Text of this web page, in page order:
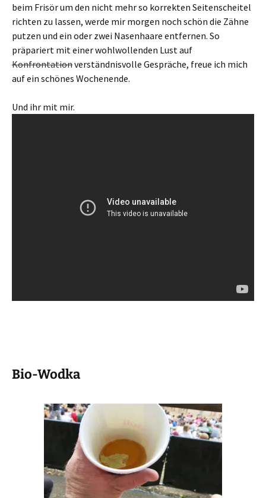
beim Frisör um den nicht mehr so korrekten Seitenscheitel
richten zu lassen, werde mir morgen noch schön die Zähne
putzen und ein oder zwei Nasenhaare entfernen. So
präpariert mit einer wohlwollenden Lust auf
Konfrontationverständnisvolle Gespräche, freue ich mich
auf ein schönes Wochenende.
Und ihr mit mir.
Bio-Wodka